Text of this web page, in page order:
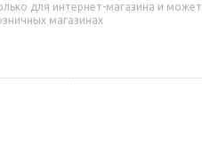
для интернет-магазина и может
магазинах